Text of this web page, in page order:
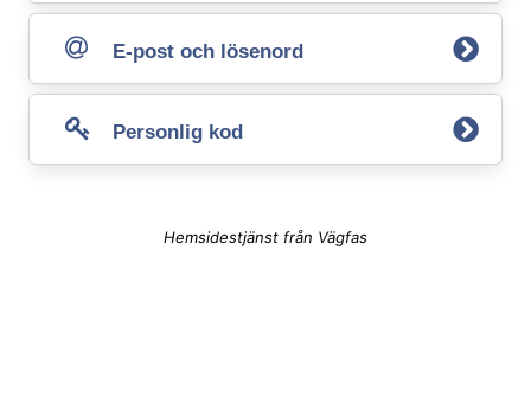
E-post och lösenord
Personlig kod
Hemsidestjänst från Vägfas